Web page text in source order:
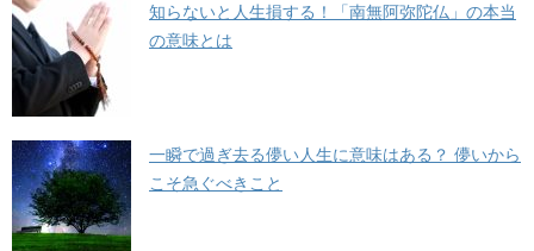
知らないと人生損する！「南無阿弥陀仏」の本当
の意味とは
一瞬で過ぎ去る儚い人生に意味はある？ 儚いから
こそ急ぐべきこと